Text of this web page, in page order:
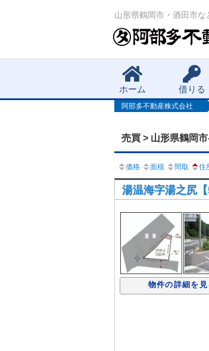
山形県鶴岡市・酒田市な
Main menu
ホーム 借りる
阿部多不動産株式会社
売買 > 山形県鶴岡
価格 面積 間取 住
湯温海字湯之尻
物件の詳細を見